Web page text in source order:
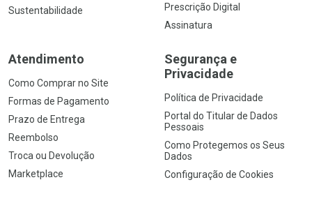
Sustentabilidade
Prescrição Digital
Assinatura
Atendimento
Como Comprar no Site
Formas de Pagamento
Prazo de Entrega
Reembolso
Troca ou Devolução
Marketplace
Segurança e
Privacidade
Política de Privacidade
Portal do Titular de Dados
Pessoais
Como Protegemos os Seus
Dados
Configuração de Cookies